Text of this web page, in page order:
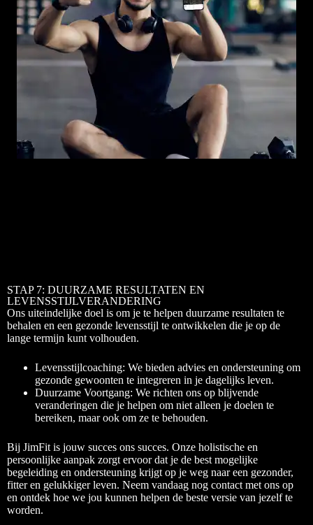
STAP 7: DUURZAME RESULTATEN EN
LEVENSSTIJLVERANDERING
Ons uiteindelijke doel is om je te helpen duurzame resultaten te
behalen en een gezonde levensstijl te ontwikkelen die je op de
lange termijn kunt volhouden.
Levensstijlcoaching: We bieden advies en ondersteuning om
gezonde gewoonten te integreren in je dagelijks leven.
Duurzame Voortgang: We richten ons op blijvende
veranderingen die je helpen om niet alleen je doelen te
bereiken, maar ook om ze te behouden.
Bij JimFit is jouw succes ons succes. Onze holistische en
persoonlijke aanpak zorgt ervoor dat je de best mogelijke
begeleiding en ondersteuning krijgt op je weg naar een gezonder,
fitter en gelukkiger leven. Neem vandaag nog contact met ons op
en ontdek hoe we jou kunnen helpen de beste versie van jezelf te
worden.